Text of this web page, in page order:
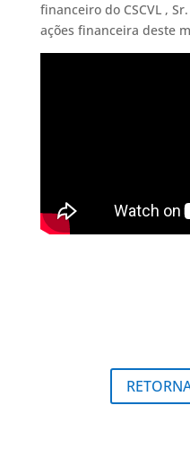
financeiro do CSCVL ,
ações financeira deste